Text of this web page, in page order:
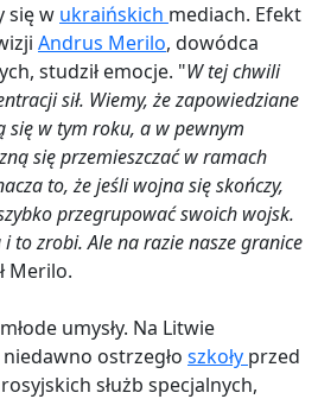
się w ukraińskich mediach. Efekt
Andrus Merilo, dowódca
studził emocje. "W tej chwili
sił. Wiemy, że zapowiedziane
się w tym roku, a w pewnym
się przemieszczać w ramach
to, że jeśli wojna się skończy,
przegrupować swoich wojsk.
to zrobi. Ale na razie nasze granice
Merilo.
umysły. Na Litwie
ostrzegło szkoły przed
służb specjalnych,